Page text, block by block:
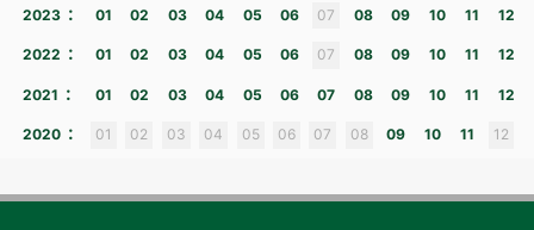
2023 : 01 02 03 04 05 06 07 08 09 10 11 12
2022 : 01 02 03 04 05 06 07 08 09 10 11 12
2021 : 01 02 03 04 05 06 07 08 09 10 11 12
2020 : 01 02 03 04 05 06 07 08 09 10 11 12